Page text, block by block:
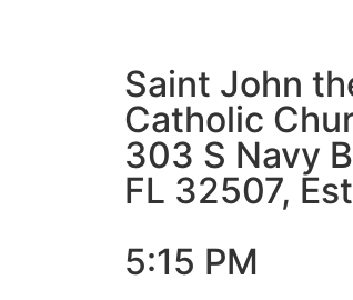
Saint John
Catholic
303 S Navy
FL 32507,
5:15 PM